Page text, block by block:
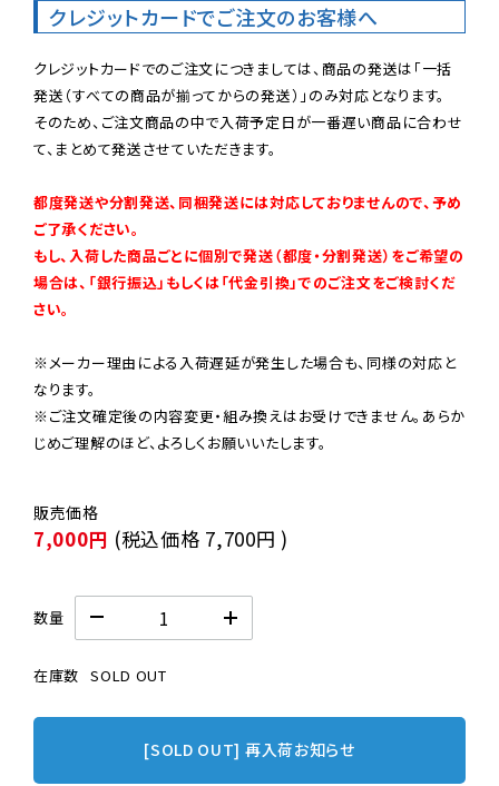
クレジットカードでご注文のお客様へ
クレジットカードでのご注文につきましては、商品の発送は「一括
発送（すべての商品が揃ってからの発送）」のみ対応となります。
そのため、ご注文商品の中で入荷予定日が一番遅い商品に合わせ
て、まとめて発送させていただきます。
都度発送や分割発送、同梱発送には対応しておりませんので、予め
ご了承ください。
もし、入荷した商品ごとに個別で発送（都度・分割発送）をご希望の
場合は、「銀行振込」もしくは「代金引換」でのご注文をご検討くだ
さい。
※メーカー理由による入荷遅延が発生した場合も、同様の対応と
なります。
※ご注文確定後の内容変更・組み換えはお受けできません。あらか
じめご理解のほど、よろしくお願いいたします。
7,000円 (税込価格 7,700円 )
数量
在庫数 SOLD OUT
[SOLD OUT] 再入荷お知らせ